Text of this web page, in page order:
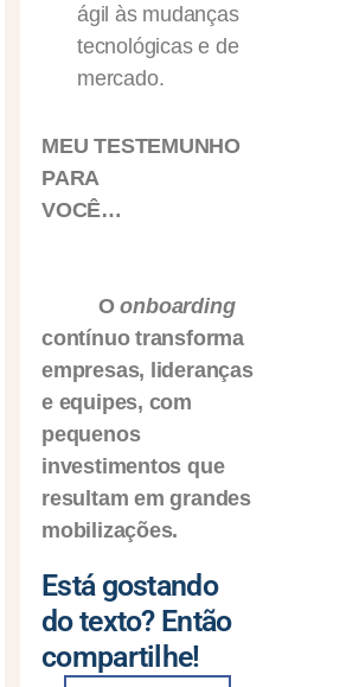
ágil às mudanças
tecnológicas e de
mercado.
MEU TESTEMUNHO
PARA
VOCÊ…
Oonboarding
contínuo transforma
empresas, lideranças
e equipes, com
pequenos
investimentos que
resultam em grandes
mobilizações.
Está gostando
do texto? Então
compartilhe!